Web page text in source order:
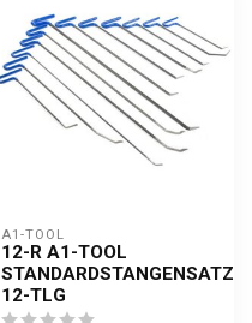
A1-TOOL
12-R A1-TOOL
STANDARDSTANGENSATZ
12-TLG